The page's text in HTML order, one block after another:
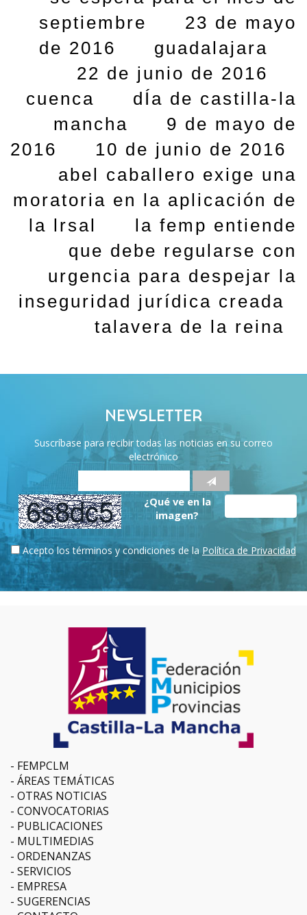
septiembre
23 de mayo
de 2016
guadalajara
22 de junio de 2016
cuenca
dÍa de castilla-la
mancha
9 de mayo de
2016
10 de junio de 2016
abel caballero exige una
moratoria en la aplicación de
la lrsal
la femp entiende
que debe regularse con
urgencia para despejar la
inseguridad jurídica creada
talavera de la reina
NEWSLETTER
Suscríbase para recibir todas las noticias en su correo
electrónico
¿Qué ve en la
imagen?
Acepto los términos y condiciones de la Política de Privacidad
FEMPCLM
ÁREAS TEMÁTICAS
OTRAS NOTICIAS
CONVOCATORIAS
PUBLICACIONES
MULTIMEDIAS
ORDENANZAS
SERVICIOS
EMPRESA
SUGERENCIAS